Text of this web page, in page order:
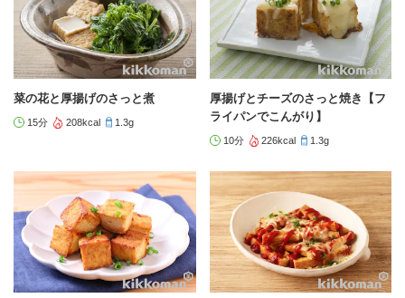
菜の花と厚揚げのさっと煮
15分 208kcal 1.3g
厚揚げとチーズのさっと焼き【フ
ライパンでこんがり】
10分 226kcal 1.3g